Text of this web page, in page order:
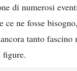
di numerosi
ce ne fosse
tanto fascino
figure.